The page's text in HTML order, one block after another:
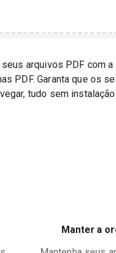
arquivos PDF com
PDF. Garanta que os
tudo sem
Manter a